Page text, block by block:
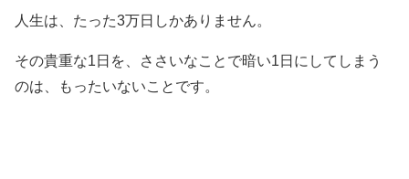
人生は、たった3万日しかありません。
その貴重な1日を、ささいなことで暗い1日にしてしまう
のは、もったいないことです。